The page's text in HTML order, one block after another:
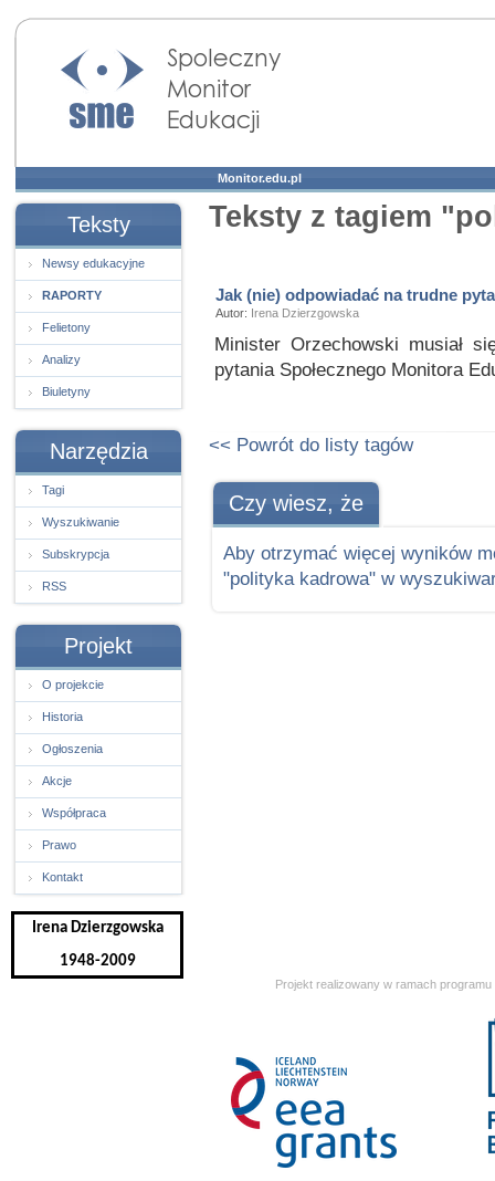
Społeczny Monitor
Edukacji
Monitor.edu.pl
Teksty
Newsy edukacyjne
RAPORTY
Felietony
Analizy
Biuletyny
Narzędzia
Tagi
Wyszukiwanie
Subskrypcja
RSS
Projekt
O projekcie
Historia
Ogłoszenia
Akcje
Współpraca
Prawo
Kontakt
Irena Dzierzgowska
1948-2009
Teksty z tagiem
Jak (nie) odpowiadać na trudne
Autor: Irena Dzierzgowska
Minister Orzechowski musiał
pytania Społecznego Monitora
<< Powrót do listy tagów
Czy wiesz, że
Aby otrzymać więcej wyników
"polityka kadrowa" w
Projekt realizowany w ramach